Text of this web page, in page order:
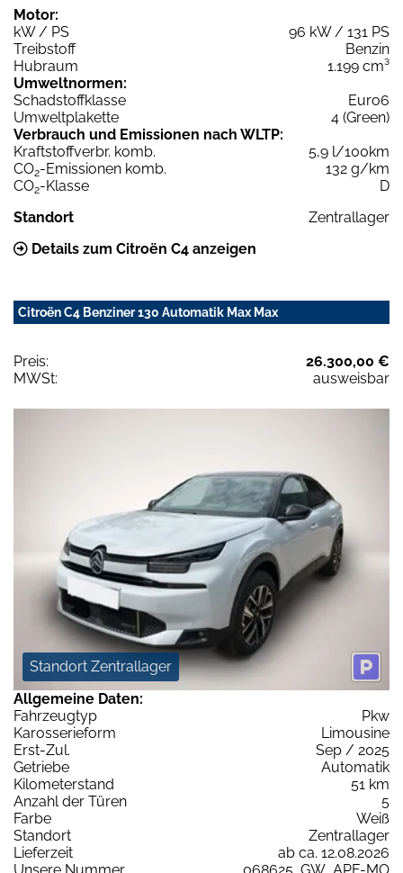
Motor:
kW / PS
96 kW / 131 PS
Treibstoff
Benzin
Hubraum
1.199 cm³
Umweltnormen:
Schadstoffklasse
Euro6
Umweltplakette
4 (Green)
Verbrauch und Emissionen nach WLTP:
Kraftstoffverbr. komb.
5,9 l/100km
CO2-Emissionen komb.
132 g/km
CO2-Klasse
D
Standort
Zentrallager
Details zum Citroën C4 anzeigen
Citroën C4 Benziner 130 Automatik Max Max
Preis:
26.300,00 €
MWSt:
ausweisbar
Standort Zentrallager
Allgemeine Daten:
Fahrzeugtyp
Pkw
Karosserieform
Limousine
Erst-Zul.
Sep / 2025
Getriebe
Automatik
Kilometerstand
51 km
Anzahl der Türen
5
Farbe
Weiß
Standort
Zentrallager
Lieferzeit
ab ca. 12.08.2026